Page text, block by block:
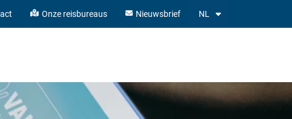
Onze reisbureaus Nieuwsbrief NL